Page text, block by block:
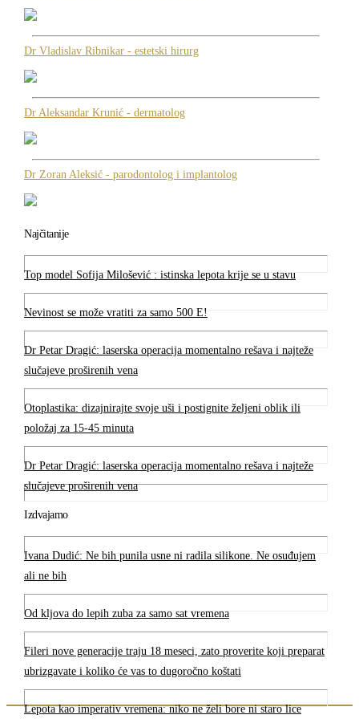
Dr Vladislav Ribnikar - estetski hirurg
Dr Aleksandar Krunić - dermatolog
Dr Zoran Aleksić - parodontolog i implantolog
Najčitanije
Top model Sofija Milošević : istinska lepota krije se u stavu
Nevinost se može vratiti za samo 500 E!
Dr Petar Dragić: laserska operacija momentalno rešava i najteže
slučajeve proširenih vena
Otoplastika: dizajnirajte svoje uši i postignite željeni oblik ili
položaj za 15-45 minuta
Dr Petar Dragić: laserska operacija momentalno rešava i najteže
slučajeve proširenih vena
Izdvajamo
Ivana Dudić: Ne bih punila usne ni radila silikone. Ne osuđujem
ali ne bih
Od kljova do lepih zuba za samo sat vremena
Fileri nove generacije traju 18 meseci, zato proverite koji preparat
ubrizgavate i koliko će vas to dugoročno koštati
Lepota kao imperativ vremena: niko ne želi bore ni staro lice